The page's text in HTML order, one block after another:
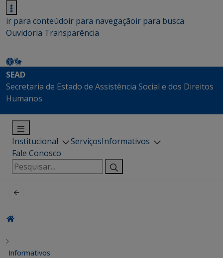
ir para conteúdoir para navegaçãoir para busca
Ouvidoria Transparência
SEAD
Secretaria de Estado de Assistência Social e dos Direitos
Humanos
Institucional ServiçosInformativos
Fale Conosco
Pesquisar
por:
Informativos